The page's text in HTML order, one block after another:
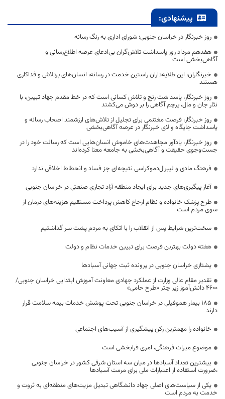
پیشنهادی:
روز خبرنگار در خراسان جنوبی؛ شورای اداری به رنگ رسانه
هفدهم مرداد روز پاسداشت تلاش‌گران بی‌ادعای عرصه اطلاع‌رسانی و
آگاهی‌بخشی است
خبرنگاران، این طلایه‌داران راستین خدمت در رسانه، انسان‌های پرتلاش و فداکاری
هستند
روز خبرنگار، پاسداشت رنج و تلاش کسانی است که در خط مقدم جهاد تبیین، با
نثار جان و مال، پرچم آگاهی را بر دوش می‌کشند
روز خبرنگار، فرصت مغتنمی برای تجلیل از تلاش‌های ارزشمند اصحاب رسانه و
پاسداشت جایگاه والای خبرنگار در عرصه آگاهی‌بخشی
روز خبرنگار، یادآور مجاهدت‌های خاموش انسان‌هایی است که رسالت خود را در
جست‌وجوی حقیقت و آگاهی‌بخشی به جامعه معنا کرده‌اند
فرهنگ مادی و لیبرال‌دموکراسی نتیجه‌ای جز فساد و انحطاط اخلاقی ندارد
آغاز پیگیری‌های جدید برای ایجاد منطقه آزاد تجاری صنعتی در خراسان جنوبی
طرح پزشک خانواده و نظام ارجاع کاهش پرداخت مستقیم هزینه‌های درمان از
سوی مردم است
سخت‌ترین شرایط پس از انقلاب را با اتکای به مردم پشت سر گذاشتیم
هفته دولت بهترین فرصت برای تبیین خدمات نظام و دولت
یشتازی خراسان جنوبی در پرونده ثبت جهانی آسبادها
تقدیر مقام عالی وزارت از عملکرد جهادی معاونت آموزش ابتدایی خراسان جنوبی/
۴۶۰۰ دانش‌آموز زیر چتر «طرح حامی»
۱۸۵ بیمار هموفیلی در خراسان جنوبی تحت پوشش خدمات بیمه سلامت قرار
دارند
خانواده را مهمترین رکن پیشگیری از آسیب‌های اجتماعی
موضوع میراث فرهنگی، امری فرابخشی است
بیشترین تعداد آسبادها در میان سه استان شرقی کشور در خراسان جنوبی
،ضرورت استفاده از اعتبارات ملی برای مرمت آسبادها
یکی از سیاست‌های اصلی جهاد دانشگاهی تبدیل مزیت‌های منطقه‌ای به ثروت و
خدمت به مردم است